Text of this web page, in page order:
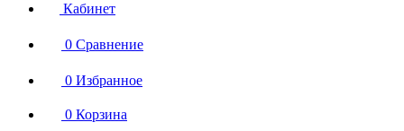
Кабинет
0 Сравнение
0 Избранное
0 Корзина